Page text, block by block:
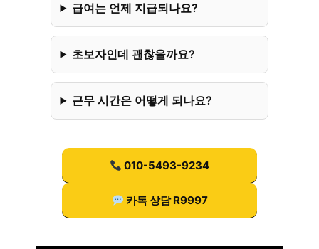
급여는 언제 지급되나요?
초보자인데 괜찮을까요?
근무 시간은 어떻게 되나요?
010-5493-9234
카톡 상담 R9997